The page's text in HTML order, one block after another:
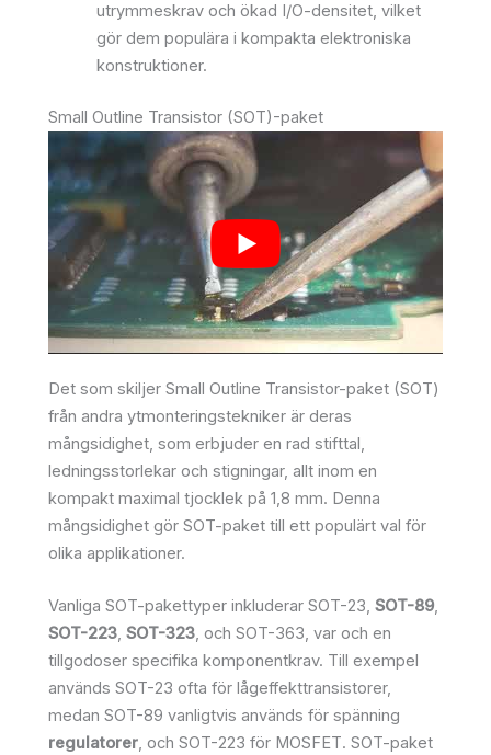
utrymmeskrav och ökad I/O-densitet, vilket
gör dem populära i kompakta elektroniska
konstruktioner.
Small Outline Transistor (SOT)-paket
Det som skiljer Small Outline Transistor-paket (SOT)
från andra ytmonteringstekniker är deras
mångsidighet, som erbjuder en rad stifttal,
ledningsstorlekar och stigningar, allt inom en
kompakt maximal tjocklek på 1,8 mm. Denna
mångsidighet gör SOT-paket till ett populärt val för
olika applikationer.
Vanliga SOT-pakettyper inkluderar SOT-23, SOT-89,
SOT-223, SOT-323, och SOT-363, var och en
tillgodoser specifika komponentkrav. Till exempel
används SOT-23 ofta för lågeffekttransistorer,
medan SOT-89 vanligtvis används för spänning
regulatorer, och SOT-223 för MOSFET. SOT-paket